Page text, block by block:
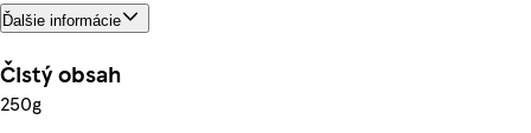
Ďalšie informácie
Čistý obsah
250g